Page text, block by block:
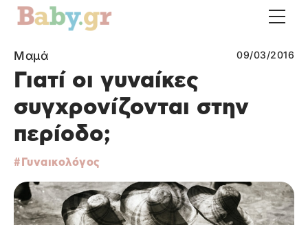
Μαμά 09/03/2016
Γιατί οι γυναίκες
συγχρονίζονται στην
περίοδο;
Γυναικολόγος